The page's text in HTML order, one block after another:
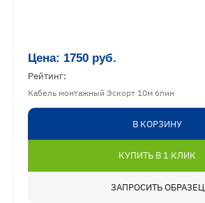
Цена: 1750 руб.
Рейтинг:
Кабель монтажный Эскорт 10м 6пин
В КОРЗИНУ
КУПИТЬ В 1 КЛИК
ЗАПРОСИТЬ ОБРАЗЕЦ